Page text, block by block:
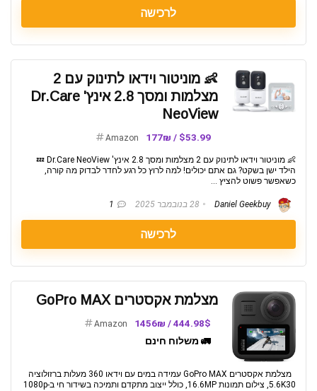
לרכישה
👶 מוניטור וידאו לתינוק עם 2
מצלמות ומסך 2.8 אינץ' Dr.Care
NeoView
$53.99 / 177₪
Amazon
👶 מוניטור וידאו לתינוק עם 2 מצלמות ומסך 2.8 אינץ' Dr.Care NeoView 💤
הילד ישן בשקט? גם אתם יכולים! למה לרוץ כל רגע לחדר לבדוק מה קורה,
כשאפשר פשוט להציץ ...
28 בנובמבר 2025 1
לרכישה
מצלמת אקסטרים GoPro MAX
444.98$ / 1456₪
Amazon
🚛 משלוח חינם
מצלמת אקסטרים GoPro MAX עמידה במים עם וידאו 360 מעלות ברזולוציה
5.6K30, צילום תמונות 16.6MP, כולל ייצוב מתקדם ותמיכה בשידור חי ב-1080p